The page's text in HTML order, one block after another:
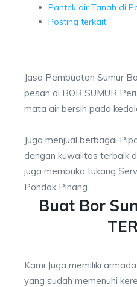
Pantek air Tanah di
Posting terkait:
Jasa Pembuatan Sumur
pesan di BOR SUMUR
mata air bersih pada
Juga menjual berbagai
dengan kuwalitas terbaik
juga membuka tukang
Pondok Pinang.
Buat Bor
Kami Juga memiliki
yang sudah memenuhi